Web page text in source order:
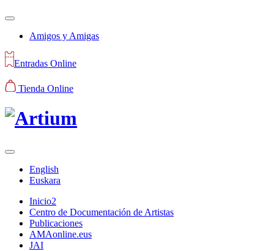
Amigos y Amigas
Entradas Online
Tienda Online
English
Euskara
Inicio2
Centro de Documentación de Artistas
Publicaciones
AMAonline.eus
JAI